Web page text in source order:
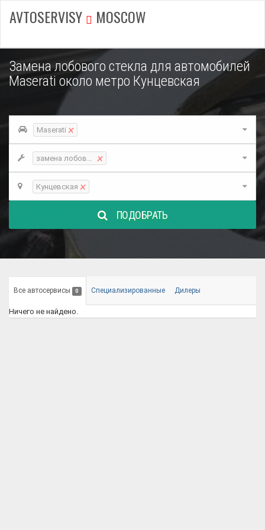
AVTOSERVISY MOSCOW
Замена лобового стекла для автомобилей
Maserati около метро Кунцевская
Maserati ×
замена лобового стекла
×
Кунцевская ×
ПОДОБРАТЬ
Все автосервисы 0 Специализированные Дилеры
Ничего не найдено.